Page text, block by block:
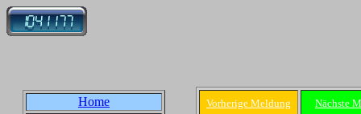
Home
Vorherige Meldung Nächste